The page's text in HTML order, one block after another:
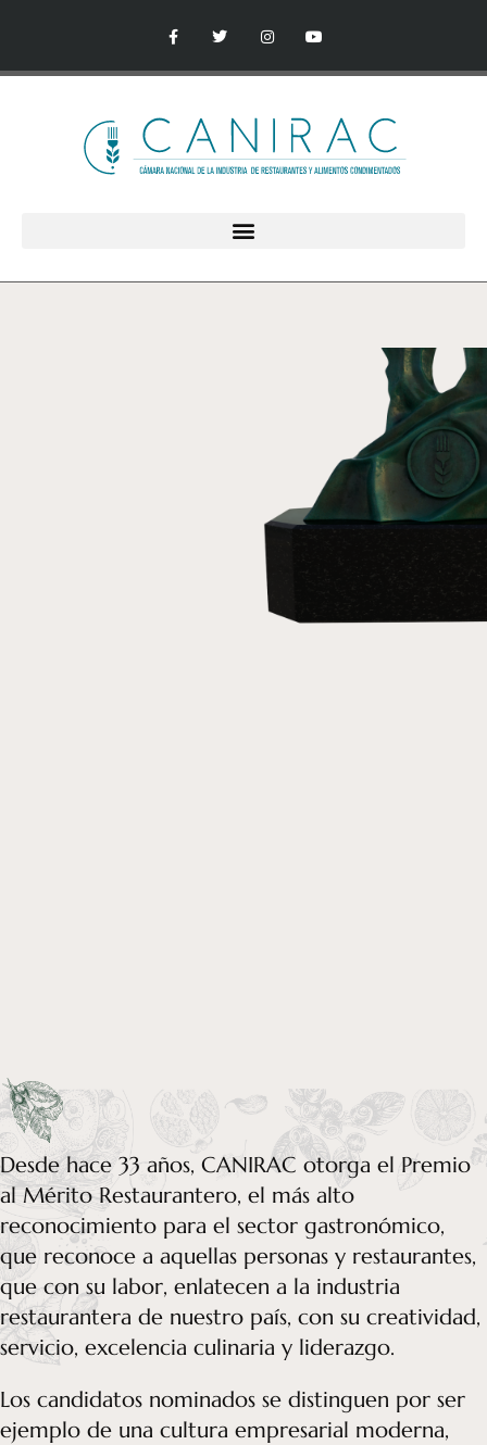
Desde hace 33 años, CANIRAC otorga el Premio
al Mérito Restaurantero, el más alto
reconocimiento para el sector gastronómico,
que reconoce a aquellas personas y restaurantes,
que con su labor, enlatecen a la industria
restaurantera de nuestro país, con su creatividad,
servicio, excelencia culinaria y liderazgo.
Los candidatos nominados se distinguen por ser
ejemplo de una cultura empresarial moderna,